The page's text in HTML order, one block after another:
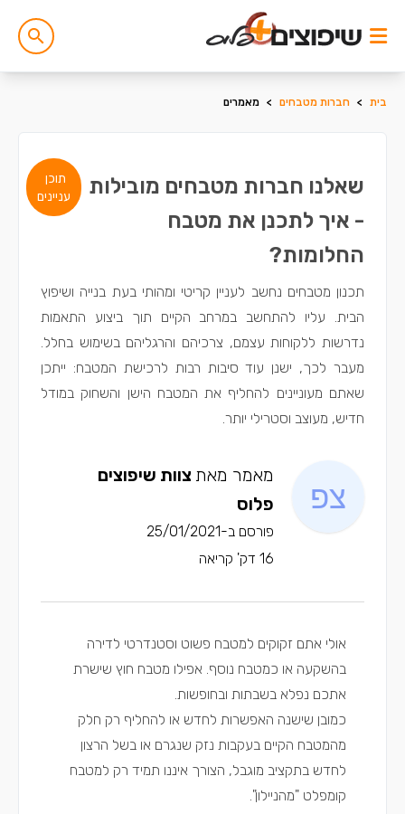
בית > חברות מטבחים > מאמרים
תוכן
עניינים
שאלנו חברות מטבחים מובילות
- איך לתכנן את מטבח
החלומות?
תכנון מטבחים נחשב לעניין קריטי ומהותי בעת בנייה ושיפוץ
הבית. עליו להתחשב במרחב הקיים תוך ביצוע התאמות
נדרשות ללקוחות עצמם, צרכיהם והרגליהם בשימוש בחלל.
מעבר לכך, ישנן עוד סיבות רבות לרכישת המטבח: ייתכן
שאתם מעוניינים להחליף את המטבח הישן והשחוק במודל
חדיש, מעוצב וסטרילי יותר.
מאמר מאת צוות שיפוצים
פלוס
פורסם ב-25/01/2021
16 דק' קריאה
אולי אתם זקוקים למטבח פשוט וסטנדרטי לדירה
בהשקעה או כמטבח נוסף. אפילו מטבח חוץ שישרת
אתכם נפלא בשבתות ובחופשות.
כמובן שישנה האפשרות לחדש או להחליף רק חלק
מהמטבח הקיים בעקבות נזק שנגרם או בשל הרצון
לחדש בתקציב מוגבל, הצורך איננו תמיד רק למטבח
קומפלט "מהניילון".